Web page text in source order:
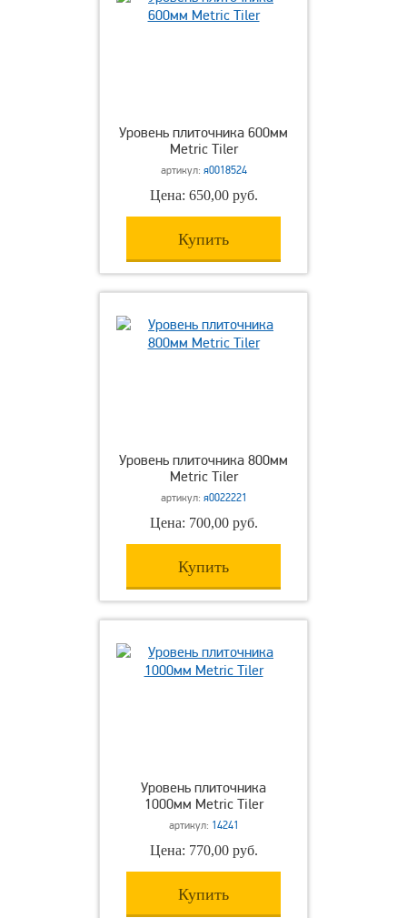
Уровень плиточника 600мм
Metric Tiler
артикул: я0018524
Цена: 650,00 руб.
Купить
Уровень плиточника 800мм
Metric Tiler
артикул: я0022221
Цена: 700,00 руб.
Купить
Уровень плиточника
1000мм Metric Tiler
артикул: 14241
Цена: 770,00 руб.
Купить